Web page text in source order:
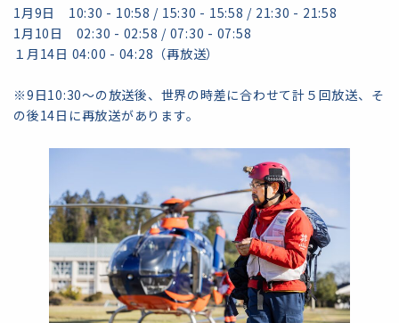
1月9日 10:30 - 10:58 / 15:30 - 15:58 / 21:30 - 21:58
1月10日 02:30 - 02:58 / 07:30 - 07:58
１月14日 04:00 - 04:28（再放送）
※9日10:30～の放送後、世界の時差に合わせて計５回放送、そ
の後14日に再放送があります。